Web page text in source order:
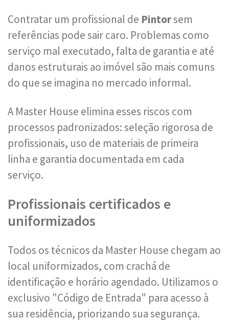
Contratar um profissional de Pintorsem
referências pode sair caro. Problemas como
serviço mal executado, falta de garantia e até
danos estruturais ao imóvel são mais comuns
do que se imagina no mercado informal.
A Master House elimina esses riscos com
processos padronizados: seleção rigorosa de
profissionais, uso de materiais de primeira
linha e garantia documentada em cada
serviço.
Profissionais certificados e
uniformizados
Todos os técnicos da Master House chegam ao
local uniformizados, com crachá de
identificação e horário agendado. Utilizamos o
exclusivo "Código de Entrada" para acesso à
sua residência, priorizando sua segurança.